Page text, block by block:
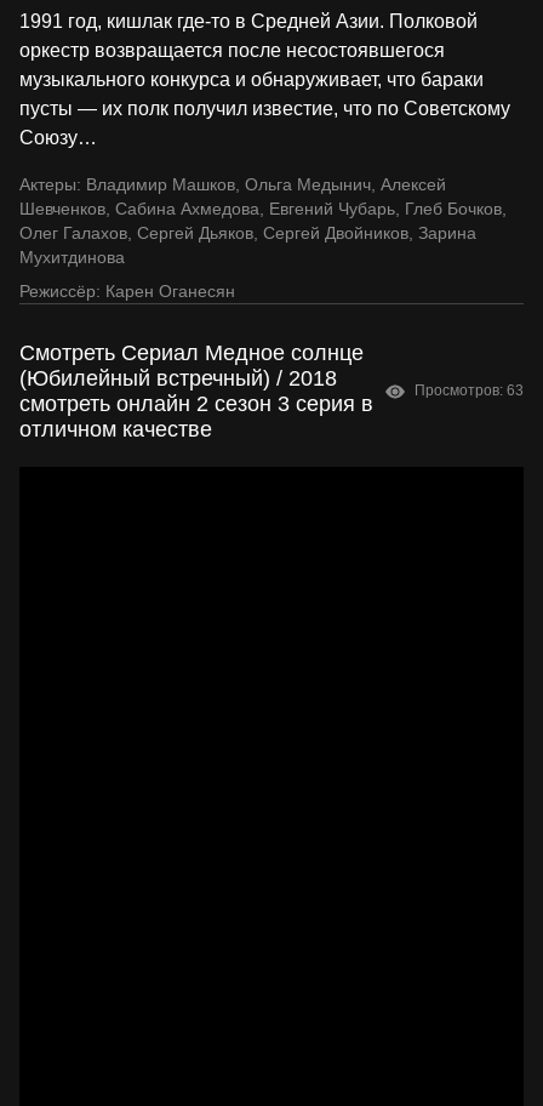
1991 год, кишлак где-то в Средней Азии. Полковой
оркестр возвращается после несостоявшегося
музыкального конкурса и обнаруживает, что бараки
пусты — их полк получил известие, что по Советскому
Союзу…
Актеры: Владимир Машков, Ольга Медынич, Алексей
Шевченков, Сабина Ахмедова, Евгений Чубарь, Глеб Бочков,
Олег Галахов, Сергей Дьяков, Сергей Двойников, Зарина
Мухитдинова
Режиссёр: Карен Оганесян
Смотреть Сериал Медное солнце
(Юбилейный встречный) / 2018
смотреть онлайн 2 сезон 3 серия в
отличном качестве
Просмотров: 63